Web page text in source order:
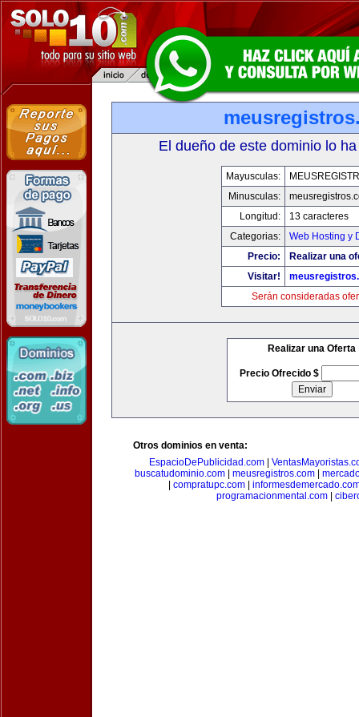
El dueño de este dominio lo
Mayusculas:
Minusculas:
Longitud:
13 caracteres
Categorias:
Web Hosting y
Precio:
Realizar una
Visitar!
Serán consideradas
Realizar una Oferta
Precio Ofrecido $
Otros dominios en venta:
EspacioDePublicidad.com
buscatudominio.com
meusregistros.com
compratupc.com
programacionmental.com